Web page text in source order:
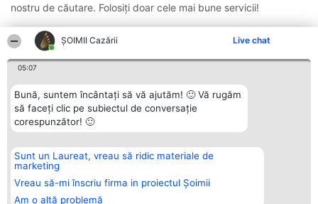
ȘOIMII Cazării Live chat
05:07
Bună, suntem încântați să vă ajutăm! 🙂 Vă rugăm
să faceți clic pe subiectul de conversație
corespunzător! 🙂
Sunt un Laureat, vreau să ridic materiale de
marketing
Vreau să-mi înscriu firma in proiectul Șoimii
Am o altă problemă
nostru de căutare. Folosiți doar cele mai bune servicii!
Organizator Ranking
BRIGHT SOLUTIONS BR SRL
Aleea Timisul De Sus 2 Bl. A30
Sc. A Et. 4 Ap. 13 Cod 061952
București
Plebiscyt
Lista Tuturor
Laureaților
Contact